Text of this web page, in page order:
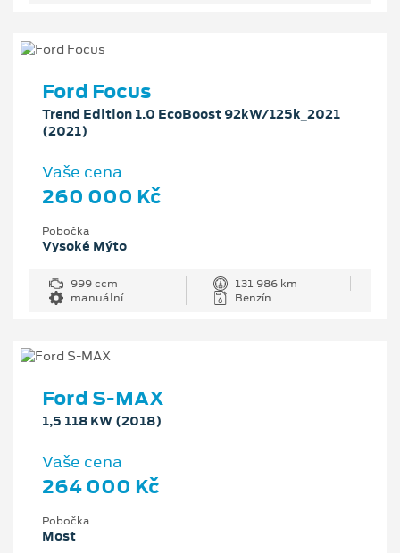
Ford Focus
Trend Edition 1.0 EcoBoost 92kW/125k_2021
(2021)
Vaše cena
260 000 Kč
Pobočka
Vysoké Mýto
999 ccm
131 986 km
manuální
Benzín
Ford S-MAX
1,5 118 KW (2018)
Vaše cena
264 000 Kč
Pobočka
Most